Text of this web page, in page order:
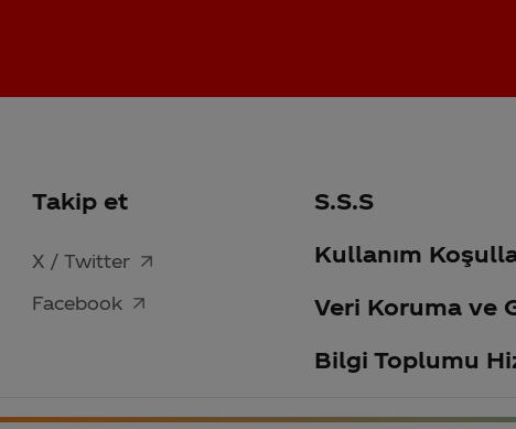
Takip et
X / Twitter
Facebook
S.S.S
Kullanım
Veri Koruma ve
Bilgi Toplumu